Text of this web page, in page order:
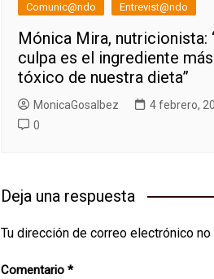
Comunic@ndo Entrevist@ndo
Mónica Mira, nutricionista:
culpa es el ingrediente más
tóxico de nuestra dieta”
MonicaGosalbez
4 febrero,
0
Deja una respuesta
Tu dirección de correo electrónico no
Comentario *